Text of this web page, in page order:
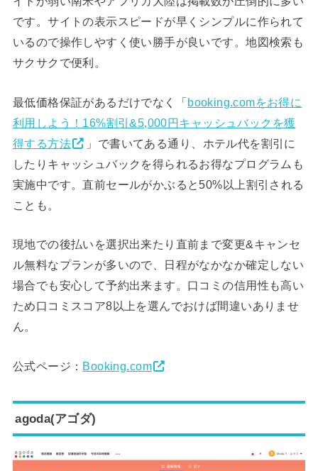
です。サイトの表示スピードが早くシンプルに作られて
いるので操作しやすく使い勝手が良いです。地図検索も
サクサクで便利。
最低価格保証があるだけでなく「booking.comをお得に
利用しよう！16%割引&5,000円キャッシュバックを獲
得する方法
」で書いてある通り、ホテル代を割引に
したりキャッシュバックを得られるお得なプログラムも
実施中です。直前セールがかぶると50%以上割引される
ことも。
現地での後払いを選択出来たり直前まで変更&キャンセ
ル無料なプランが多いので、日程がなかなか確定しない
場合でも安心して予約出来ます。口コミの信用性も高い
ため口コミスコア8以上を選んでおけば間違いありませ
ん。
公式ページ： Booking.com
agoda(アゴダ)